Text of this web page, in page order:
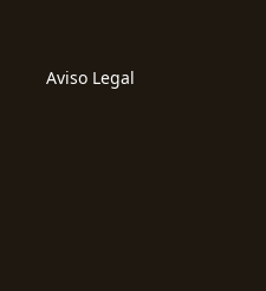
Aviso Legal